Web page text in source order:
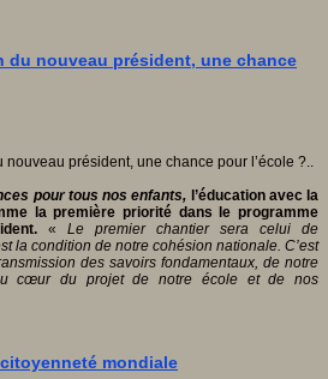
du nouveau président, une chance
pour tous nos enfants, l’éducation avec la
la première priorité dans le programme
« Le premier chantier sera celui de
la condition de notre cohésion nationale. C’est
des savoirs fondamentaux, de notre
cœur du projet de notre école et de nos
mondiale